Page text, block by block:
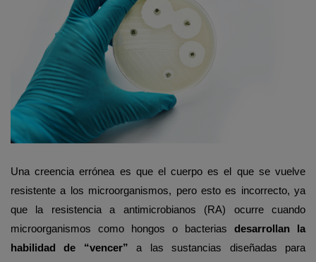
Una creencia errónea es que el cuerpo es el que se vuelve
resistente a los microorganismos, pero esto es incorrecto, ya
que la resistencia a antimicrobianos (RA) ocurre cuando
microorganismos como hongos o bacterias desarrollan la
habilidad de “vencer” a las sustancias diseñadas para